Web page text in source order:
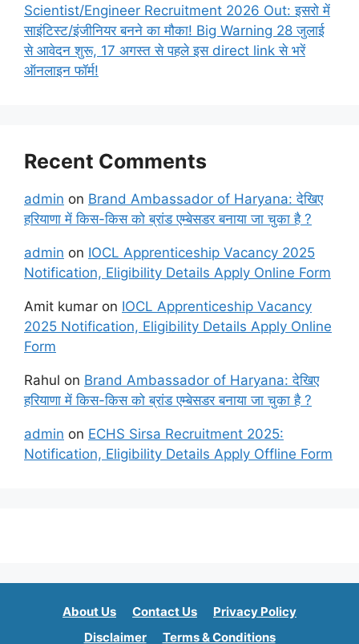
Scientist/Engineer Recruitment 2026 Out: इसरो में
साइंटिस्ट/इंजीनियर बनने का मौका! Big Warning 28 जुलाई
से आवेदन शुरू, 17 अगस्त से पहले इस direct link से भरें
ऑनलाइन फॉर्म!
Recent Comments
admin on Brand Ambassador of Haryana: देखिए
हरियाणा में किस-किस को ब्रांड एम्बेसडर बनाया जा चुका है ?
admin on IOCL Apprenticeship Vacancy 2025
Notification, Eligibility Details Apply Online Form
Amit kumar on IOCL Apprenticeship Vacancy
2025 Notification, Eligibility Details Apply Online
Form
Rahul on Brand Ambassador of Haryana: देखिए
हरियाणा में किस-किस को ब्रांड एम्बेसडर बनाया जा चुका है ?
admin on ECHS Sirsa Recruitment 2025:
Notification, Eligibility Details Apply Offline Form
About Us Contact Us
Privacy Policy
Disclaimer
Terms & Conditions